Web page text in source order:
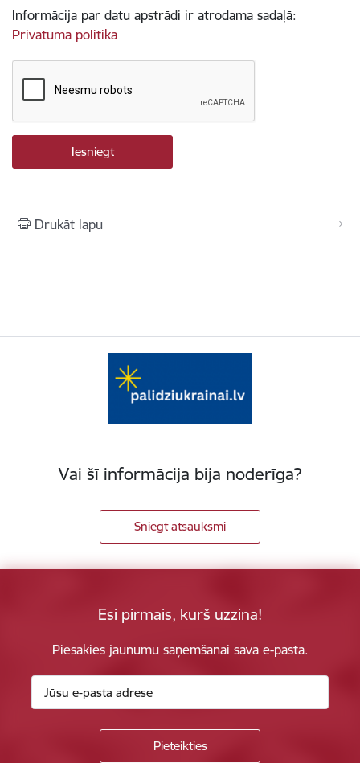
Informācija par datu apstrādi ir atrodama sadaļā:
Privātuma politika
Drukāt lapu
Vai šī informācija bija noderīga?
Sniegt atsauksmi
Esi pirmais, kurš uzzina!
Piesakies jaunumu saņemšanai savā e-pastā.